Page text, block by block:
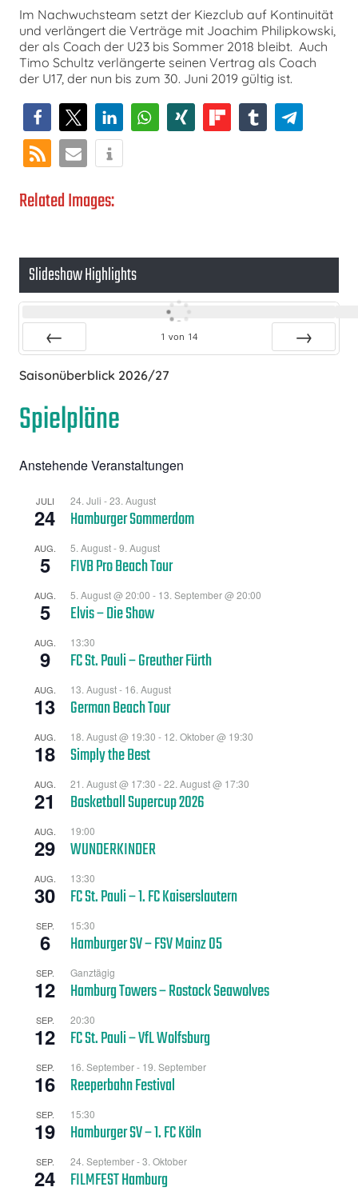
Im Nachwuchsteam setzt der Kiezclub auf Kontinuität
und verlängert die Verträge mit Joachim Philipkowski,
der als Coach der U23 bis Sommer 2018 bleibt. Auch
Timo Schultz verlängerte seinen Vertrag als Coach
der U17, der nun bis zum 30. Juni 2019 gültig ist.
Related Images:
Slideshow Highlights
1 von 14
Saisonüberblick 2026/27
Spielpläne
Anstehende Veranstaltungen
JULI
24
24. Juli -23. August
Hamburger Sommerdom
AUG.
5
5. August-9. August
FIVB Pro Beach Tour
AUG.
5
5. August @ 20:00 - 13. September @ 20:00
Elvis – Die Show
AUG.
9
13:30
FC St. Pauli – Greuther Fürth
AUG.
13
13. August- 16. August
German Beach Tour
AUG.
18
18. August @ 19:30 - 12. Oktober @ 19:30
Simply the Best
AUG.
21
21. August @ 17:30 -22. August @ 17:30
Basketball Supercup 2026
AUG.
29
19:00
WUNDERKINDER
AUG.
30
13:30
FC St. Pauli – 1. FC Kaiserslautern
SEP.
6
15:30
Hamburger SV – FSV Mainz 05
SEP.
12
Ganztägig
Hamburg Towers – Rostock Seawolves
SEP.
12
20:30
FC St. Pauli – VfL Wolfsburg
SEP.
16
16. September- 19. September
Reeperbahn Festival
SEP.
19
15:30
Hamburger SV – 1. FC Köln
SEP.
24
24. September-3. Oktober
FILMFEST Hamburg